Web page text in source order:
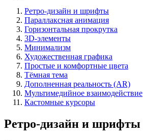
Ретро-дизайн и шрифты
Параллаксная анимация
Горизонтальная прокрутка
3D-элементы
Минимализм
Художественная графика
Простые и комфортные цвета
Тёмная тема
Дополненная реальность (AR)
Мультимедийное взаимодействие
Кастомные курсоры
Ретро-дизайн и шрифты